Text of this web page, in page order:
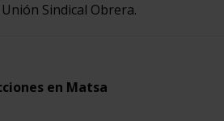
Sindical Obrera.
en Matsa